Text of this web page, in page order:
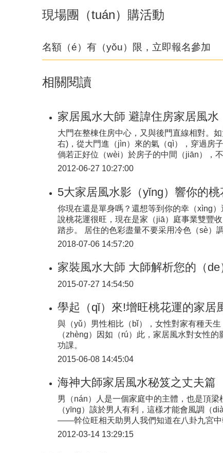
現場團（tuán）購活動
名額（é）有（yǒu）限，立即報名參加
相關閱讀
家居風水大師 避諱住房家居風水
大門在整棟住房中心，又與後門直線相對。
右)，從大門進（jìn）來的氣（qì），穿過房
倘若正好位（wèi）於房子的中間（jiān），
2012-06-27 10:27:00
5大家居風水影（yǐng）響你的桃
你現在還是單身嗎？還想等到你的幸（xìng
說桃花運很旺，現在是家（jiā）庭事業雙豐
踏步。 居住的色彩盡量不要采用冷色（sè）
2018-07-06 14:57:20
家裝風水大師 大師解析您的（
2015-07-27 14:54:50
學起（qǐ）來!增旺桃花運的家居
與（yǔ）男性相比（bǐ），女性對家有種天
（zhèng）因如（rú）此，家居風水對女性
功課。
2015-06-08 14:45:04
海神大師家居風水秘笈之丈夫篇
男（nán）人是一個家庭中的主體，也是頂
（yīng）該於男人有利，這樣才能會風調（
——幹位旺相天助男人我們知道在八卦九宮中
2012-03-14 13:29:15